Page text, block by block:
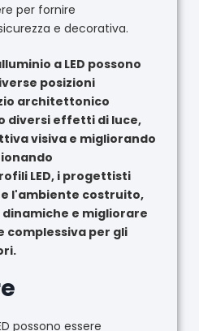
per fornire
e decorativa.
a LED possono
posizioni
architettonico
diversi effetti di luce,
visiva e migliorando
LED, i progettisti
l'ambiente costruito,
e migliorare
complessiva per gli
possono essere